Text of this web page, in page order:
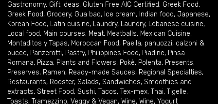
Gastronomy, Gift ideas, Gluten Free AIC Certified, Greek Food,
Greek Food, Grocery, Gua bao, Ice cream, Indian food, Japanese,
Korean Food, Latin cuisine, Laundry, Laundry, Lebanese cuisine,
Local food, Main courses, Meat, Meatballs, Mexican Cuisine,
Montaditos y Tapas, Moroccan Food, Paella, panuozzi, calzoni &
pucce, Panzerotti, Pastry, Philippines Food, Piadine, Pinsa
Romana, Pizza, Plants and Flowers, Pokè, Polenta, Presents,
Preserves, Ramen, Ready-made Sauces, Regional Specialties,
Restaurants, Rooster, Salads, Sandwiches, Smoothies and
extracts, Street Food, Sushi, Tacos, Tex-mex, Thai, Tigelle,
Toasts, Tramezzino, Veggy & Vegan, Wine, Wine, Yogurt